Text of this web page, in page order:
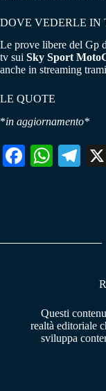
DOVE VEDERLE IN
Le prove libere del Gp
tv sui Sky Sport
anche in streaming
LE QUOTE
*in aggiornamento*
Fa W
pp
Te
m
Questi
realtà editoriale
sviluppa